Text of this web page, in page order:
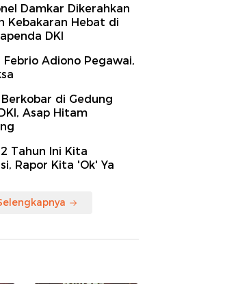
Damkar Dikerahkan
Kebakaran Hebat di
DKI
Febrio Adiono Pegawai,
di Gedung
Asap Hitam
Tahun Ini Kita
Rapor Kita 'Ok' Ya